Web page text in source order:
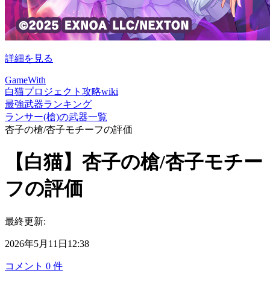
詳細を見る
GameWith
白猫プロジェクト攻略wiki
最強武器ランキング
ランサー(槍)の武器一覧
杏子の槍/杏子モチーフの評価
【白猫】杏子の槍/杏子モチー
フの評価
最終更新:
2026年5月11日12:38
コメント 0 件